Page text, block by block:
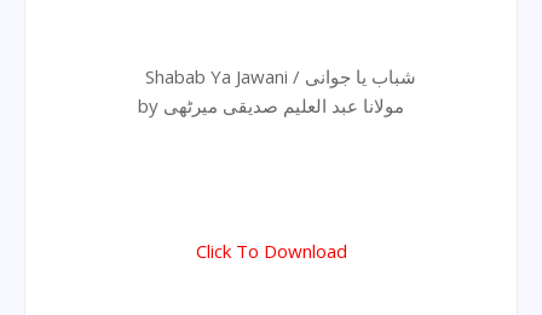
Shabab Ya Jawani / شباب یا جوانی
by مولانا عبد العلیم صدیقی میرٹھی
Click To Download